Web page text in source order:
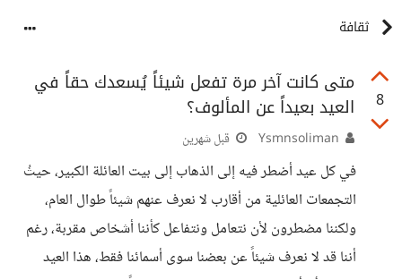
ثقافة
8
متى كانت آخر مرة تفعل شيئاً يُسعدك حقاً في
العيد بعيداً عن المألوف؟
قبل شهرين
في كل عيد أضطر فيه إلى الذهاب إلى بيت العائلة الكبير، حيثُ
التجمعات العائلية من أقارب لا نعرف عنهم شيئاً طوال العام،
ولكننا مضطرون لأن نتعامل ونتفاعل كأننا أشخاص مقربة، رغم
أننا قد لا نعرف شيئاً عن بعضنا سوى أسمائنا فقط، هذا العيد